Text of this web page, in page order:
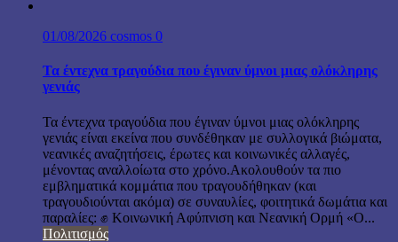
01/08/2026 cosmos 0
Τα έντεχνα τραγούδια που έγιναν ύμνοι μιας ολόκληρης
γενιάς
Τα έντεχνα τραγούδια που έγιναν ύμνοι μιας ολόκληρης
γενιάς είναι εκείνα που συνδέθηκαν με συλλογικά βιώματα,
νεανικές αναζητήσεις, έρωτες και κοινωνικές αλλαγές,
μένοντας αναλλοίωτα στο χρόνο.Ακολουθούν τα πιο
εμβληματικά κομμάτια που τραγουδήθηκαν (και
τραγουδιούνται ακόμα) σε συναυλίες, φοιτητικά δωμάτια και
παραλίες: ✊ Κοινωνική Αφύπνιση και Νεανική Ορμή «Ο...
Πολιτισμός